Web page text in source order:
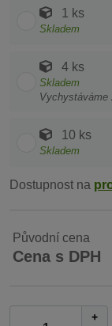
1 ks
Skladem
4 ks
Skladem
Vychystáváme
10 ks
Skladem
Dostupnost na
Původní cena
Cena s DPH
+